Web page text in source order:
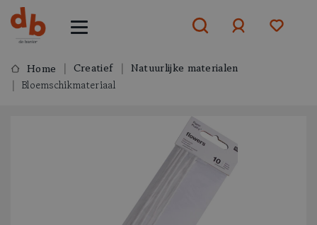
aanmelden
Home Creatief
Natuurlijke materialen
Bloemschikmateriaal